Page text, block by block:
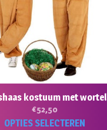
kostuum met wortel
€52,50
OPTIES SELECTEREN